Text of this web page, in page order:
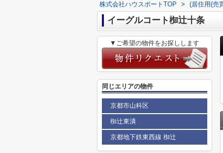
株式会社ハウスポートTOP > (居住用(売
イーグルコート椥辻十条
▼ご希望の物件をお探しします
同じエリアの物件
京都市山科区
椥辻東潰
京都地下鉄東西線 椥辻